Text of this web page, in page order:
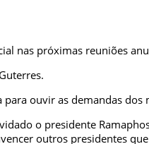
nas próximas reuniões
ouvir as demandas
o presidente
outros presidentes